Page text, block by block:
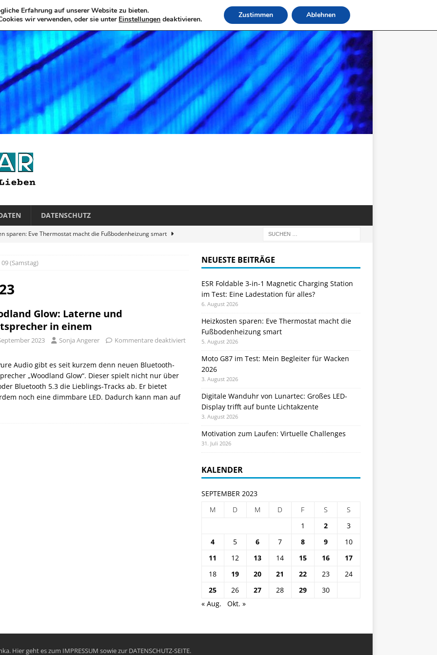
DATENSCHUTZ
sparen: Eve Thermostat macht die Fußbodenheizung smart
im Test: Mein Begleiter für Wacken 2026
von Lunartec: Großes LED-Display trifft auf bunte
Laufen: Virtuelle Challenges
GESUNDHEIT
3-in-1 Magnetic Charging Station im Test: Eine Ladestation für
09 (Samstag)
Glow: Laterne und
in einem
2023 Sonja Angerer Kommentare deaktiviert
Audio gibt es seit kurzem denn neuen Bluetooth-
„Woodland Glow“. Dieser spielt nicht nur über
Bluetooth 5.3 die Lieblings-Tracks ab. Er bietet
noch eine dimmbare LED. Dadurch kann man auf
NEUESTE BEITRÄGE
ESR Foldable 3-in-1 Magnetic Charging Station
im Test: Eine Ladestation für alles?
6. August 2026
Heizkosten sparen: Eve Thermostat macht die
Fußbodenheizung smart
5. August 2026
Moto G87 im Test: Mein Begleiter für Wacken
2026
3. August 2026
Digitale Wanduhr von Lunartec: Großes LED-
Display trifft auf bunte Lichtakzente
3. August 2026
Motivation zum Laufen: Virtuelle Challenges
31. Juli 2026
KALENDER
SEPTEMBER 2023
M
D M D F S
S
1
2
3
4
5 6 7 8 9
10
11
12 13 14 15 16
17
18
19 20 21 22 23
24
25
26 27 28 29
30
« Aug.
Okt. »
Hier geht es zum IMPRESSUM sowie zur DATENSCHUTZ-SEITE.
Erfahrung auf unserer Website zu bieten.
wir verwenden, oder sie unter Einstellungen deaktivieren. Zustimmen Ablehnen